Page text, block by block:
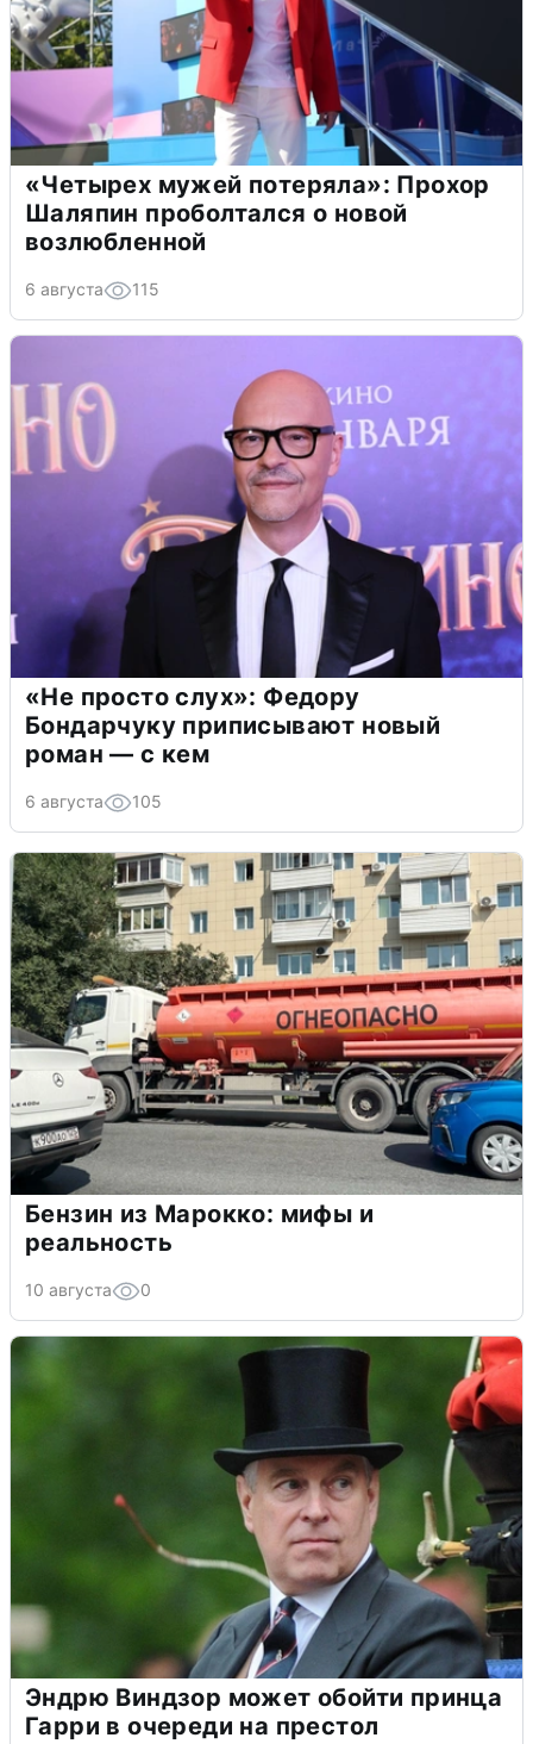
«Четырех мужей потеряла»: Прохор
Шаляпин проболтался о новой
возлюбленной
6 августа 115
«Не просто слух»: Федору
Бондарчуку приписывают новый
роман — с кем
6 августа 105
Бензин из Марокко: мифы и
реальность
10 августа 0
Эндрю Виндзор может обойти принца
Гарри в очереди на престол